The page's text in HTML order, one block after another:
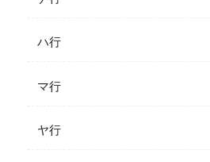
ハ行
マ行
ヤ行